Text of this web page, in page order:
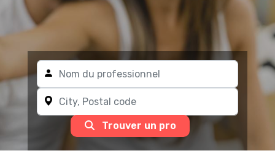
Trouver un pro